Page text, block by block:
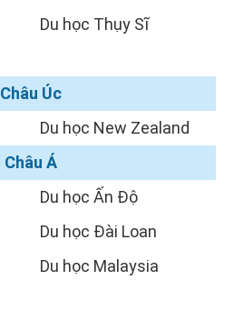
Du học Thụy Sĩ
Châu Úc
Du học New Zealand
Châu Á
Du học Ấn Độ
Du học Đài Loan
Du học Malaysia